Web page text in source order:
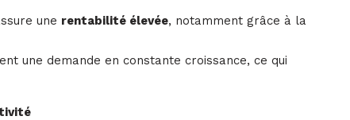
une rentabilité élevée, notamment grâce à la
une demande en constante croissance, ce qui